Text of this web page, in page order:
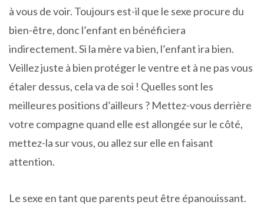
à vous de voir. Toujours est-il que le sexe procure du
bien-être, donc l’enfant en bénéficiera
indirectement. Si la mère va bien, l’enfant ira bien.
Veillez juste à bien protéger le ventre et à ne pas vous
étaler dessus, cela va de soi ! Quelles sont les
meilleures positions d’ailleurs ? Mettez-vous derrière
votre compagne quand elle est allongée sur le côté,
mettez-la sur vous, ou allez sur elle en faisant
attention.
Le sexe en tant que parents peut être épanouissant.